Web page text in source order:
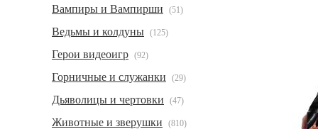
Вампиры и Вампирши (51)
Ведьмы и колдуны (125)
Герои видеоигр (92)
Горничные и служанки (29)
Дьяволицы и чертовки (47)
Животные и зверушки (810)